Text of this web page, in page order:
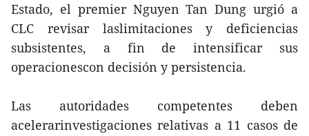
Estado, el premier Nguyen Tan Dung urgió a
CLC revisar laslimitaciones y deficiencias
subsistentes, a fin de intensificar sus
operacionescon decisión y persistencia.
Las autoridades competentes deben
acelerarinvestigaciones relativas a 11 casos de